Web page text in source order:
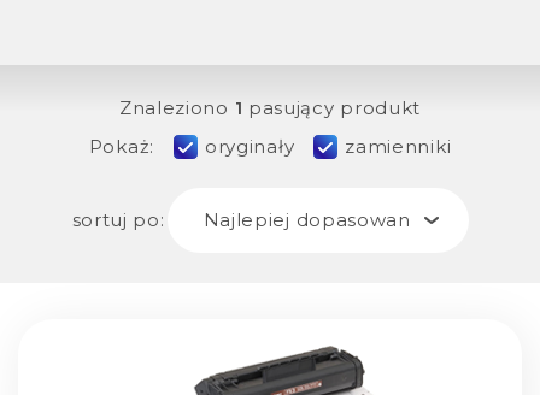
Znaleziono 1 pasujący produkt
Pokaż:
oryginały zamienniki
sortuj po: Najlepiej dopasowane